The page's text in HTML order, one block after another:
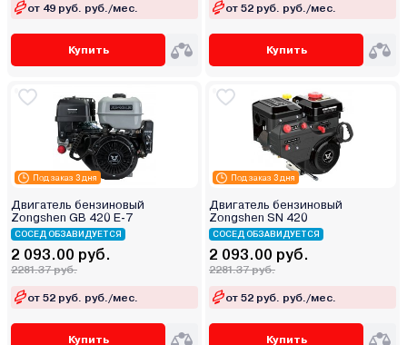
от 49 руб. руб./мес.
Купить
от 52 руб. руб./мес.
Купить
Под заказ 3 дня
Двигатель бензиновый
Zongshen GB 420 E-7
СОСЕД ОБЗАВИДУЕТСЯ
2 093.00 руб.
2281.37 руб.
от 52 руб. руб./мес.
Купить
Под заказ 3 дня
Двигатель бензиновый
Zongshen SN 420
СОСЕД ОБЗАВИДУЕТСЯ
2 093.00 руб.
2281.37 руб.
от 52 руб. руб./мес.
Купить